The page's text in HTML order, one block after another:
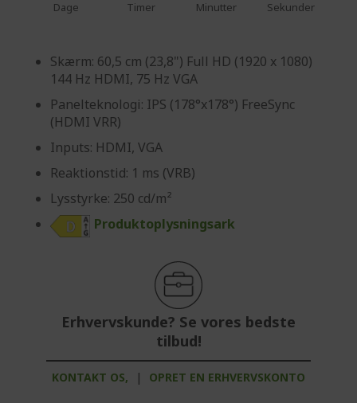
Dage Timer Minutter Sekunder
Skærm: 60,5 cm (23,8") Full HD (1920 x 1080)
144 Hz HDMI, 75 Hz VGA
Panelteknologi: IPS (178°x178°) FreeSync
(HDMI VRR)
Inputs: HDMI, VGA
Reaktionstid: 1 ms (VRB)
Lysstyrke: 250 cd/m²
Produktoplysningsark
Erhvervskunde? Se vores bedste
tilbud!
KONTAKT OS, | OPRET EN ERHVERVSKONTO